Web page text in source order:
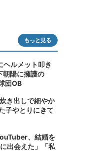
もっと見る
ヘルメット叩き
朝陽に擁護の
団OB
き出しで細やか
子やとりにきて
、結婚を
出会えた」「私